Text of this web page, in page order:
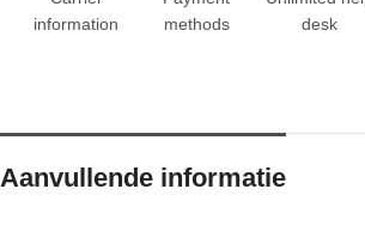
information
methods
desk
Aanvullende informatie